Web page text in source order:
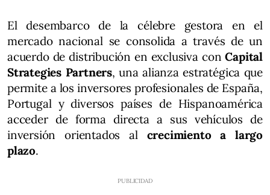
El desembarco de la célebre gestora en el
mercado nacional se consolida a través de un
acuerdo de distribución en exclusiva conCapital
Strategies Partners, una alianza estratégica que
permite a los inversores profesionales de España,
Portugal y diversos países de Hispanoamérica
acceder de forma directa a sus vehículos de
inversión orientados al crecimiento a largo
plazo.